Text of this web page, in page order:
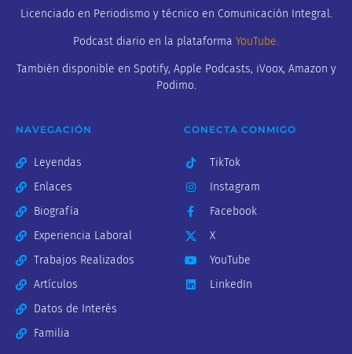
Licenciado en Periodismo y técnico en Comunicación Integral.
Podcast diario en la plataforma YouTube.
También disponible en Spotify, Apple Podcasts, iVoox, Amazon y
Podimo.
NAVEGACIÓN
Leyendas
Enlaces
Biografía
Experiencia Laboral
Trabajos Realizados
Artículos
Datos de Interés
Familia
CONECTA CONMIGO
TikTok
Instagram
Facebook
X
YouTube
LinkedIn